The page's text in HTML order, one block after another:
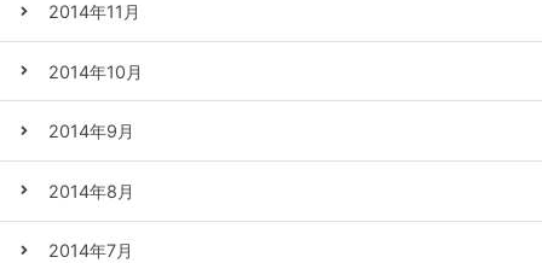
2014年11月
2014年10月
2014年9月
2014年8月
2014年7月